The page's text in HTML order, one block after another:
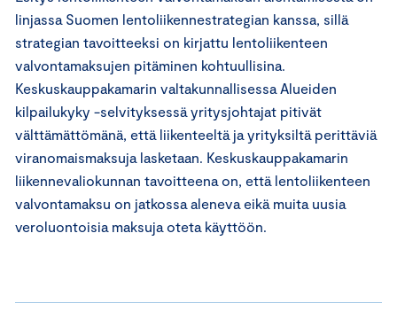
linjassa Suomen lentoliikennestrategian kanssa, sillä
strategian tavoitteeksi on kirjattu lentoliikenteen
valvontamaksujen pitäminen kohtuullisina.
Keskuskauppakamarin valtakunnallisessa Alueiden
kilpailukyky -selvityksessä yritysjohtajat pitivät
välttämättömänä, että liikenteeltä ja yrityksiltä perittäviä
viranomaismaksuja lasketaan. Keskuskauppakamarin
liikennevaliokunnan tavoitteena on, että lentoliikenteen
valvontamaksu on jatkossa aleneva eikä muita uusia
veroluontoisia maksuja oteta käyttöön.